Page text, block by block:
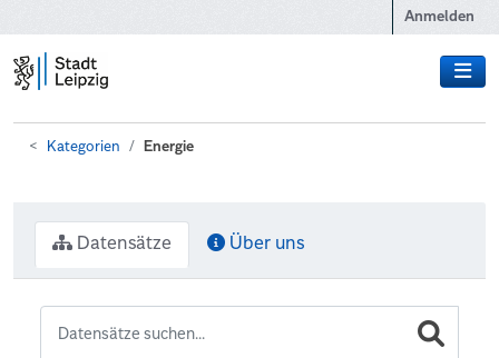
Anmelden
Kategorien Energie
Datensätze Über uns